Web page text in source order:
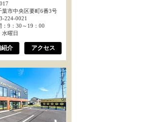
葉市中央区要町6番3号
224-0021
：9：30～19：00
水曜日
介 アクセス